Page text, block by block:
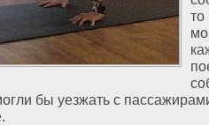
то
бы уезжать с